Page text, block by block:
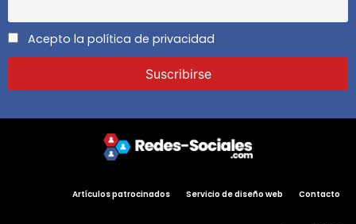
Acepto la política de privacidad
Artículos patrocinados Servicio de diseño web Contacto